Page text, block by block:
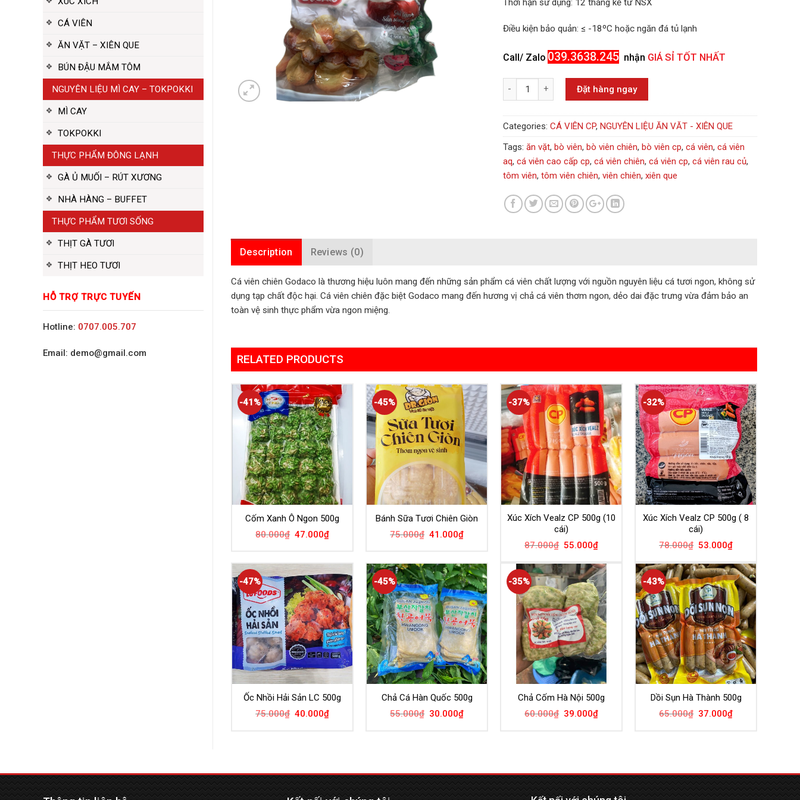
CÁ VIÊN
ĂN VẶT – XIÊN QUE
BÚN ĐẬU MẮM TÔM
NGUYÊN LIỆU MÌ CAY – TOKPOKKI
MÌ CAY
TOKPOKKI
THỰC PHẨM ĐÔNG LẠNH
GÀ Ủ MUỐI – RÚT XƯƠNG
NHÀ HÀNG – BUFFET
THỰC PHẨM TƯƠI SỐNG
THỊT GÀ TƯƠI
THỊT HEO TƯƠI
HỖ TRỢ TRỰC TUYẾN
Hotline: 0707.005.707
Email: demo@gmail.com
Thời hạn sử dụng: 12 tháng kể từ NSX
Điều kiện bảo quản: ≤ -18ºC hoặc ngăn đá tủ lạnh
Call/ Zalo 039.3638.245 nhận GIÁ SỈ TỐT NHẤT
Đặt hàng ngay
Categories: CÁ VIÊN CP, NGUYÊN LIỆU ĂN VĂT - XIÊN QUE
Tags: ăn vặt, bò viên, bò viên chiên, bò viên cp, cá viên, cá viên
aq, cá viên cao cấp cp, cá viên chiên, cá viên cp, cá viên rau củ,
tôm viên, tôm viên chiên, viên chiên, xiên que
Description Reviews (0)
Cá viên chiên Godaco là thương hiệu luôn mang đến những sản phẩm cá viên chất lượng với nguồn nguyên liệu cá tươi ngon, không sử
dụng tạp chất độc hại. Cá viên chiên đặc biệt Godaco mang đến hương vị chả cá viên thơm ngon, dẻo dai đặc trưng vừa đảm bảo an
toàn vệ sinh thực phẩm vừa ngon miệng.
RELATED PRODUCTS
-41%
Cốm Xanh Ô Ngon 500g
80.000₫ 47.000₫
-45%
Bánh Sữa Tươi Chiên Giòn
75.000₫ 41.000₫
-37%
Xúc Xích Vealz CP 500g (10
cái)
87.000₫ 55.000₫
-32%
Xúc Xích Vealz CP 500g ( 8
cái)
78.000₫ 53.000₫
-47%
Ốc Nhồi Hải Sản LC 500g
75.000₫ 40.000₫
-45%
Chả Cá Hàn Quốc 500g
55.000₫ 30.000₫
-35%
Chả Cốm Hà Nội 500g
60.000₫ 39.000₫
-43%
Dồi Sụn Hà Thành 500g
65.000₫ 37.000₫